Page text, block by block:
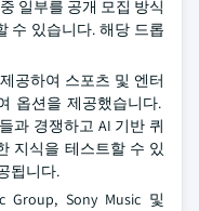
일부를 공개 모집 방식
수 있습니다. 해당 드롭
공하여 스포츠 및 엔터
옵션을 제공했습니다.
과 경쟁하고 AI 기반 퀴
지식을 테스트할 수 있
됩니다.
Group, Sony Music 및